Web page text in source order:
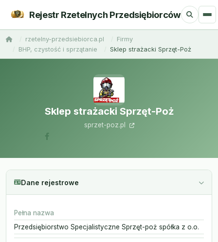
Rejestr Rzetelnych Przedsiębiorców
rzetelny-przedsiebiorca.pl
Firmy
BHP, czystość i sprzątanie
Sklep strażacki Sprzęt-Poż
Sklep strażacki Sprzęt-Poż
sprzet-poz.pl
Dane rejestrowe
Pełna nazwa
Przedsiębiorstwo Specjalistyczne Sprzęt-poż spółka z o.o.